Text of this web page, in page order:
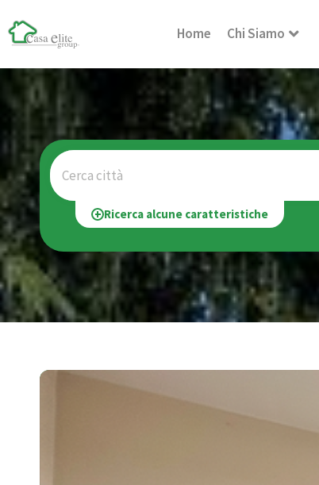
Home Chi Siamo
Cerca città
Ricerca alcune caratteristiche